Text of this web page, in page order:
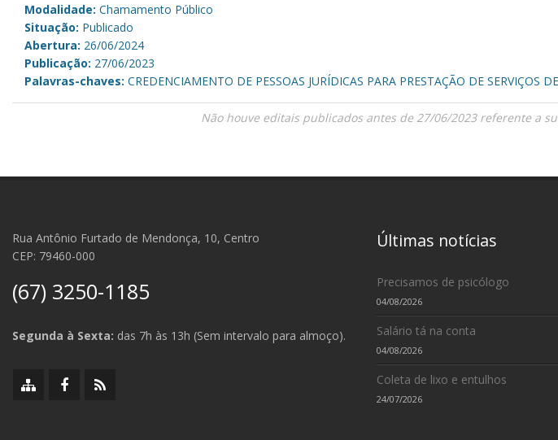
Modalidade: Chamamento Público
Situação: Publicado
Abertura: 26/06/2024
Publicação: 27/06/2023
Palavras-chaves: CREDENCIAMENTO DE PESSOAS JURÍDICAS PARA PRESTAÇÃO DE SERVIÇOS
Não houve editais publicados antes de 27/06/2023 referente a
Rua Antônio Furtado de Mendonça, 10, Centro
CEP: 79460-000
(67) 3250-1185
Segunda à Sexta: das 7h às 13h (Sem intervalo para almoço).
MapaFacebook
RSS
Últimas notícias
Precisamos de psicólogo
04/08/2026
Salário tá na conta
04/08/2026
Coleta de lixo e entulhos
24/07/2026